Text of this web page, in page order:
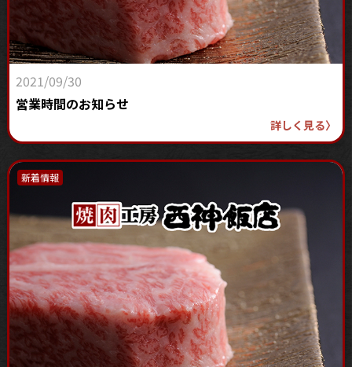
2021/09/30
営業時間のお知らせ
詳しく見る〉
新着情報